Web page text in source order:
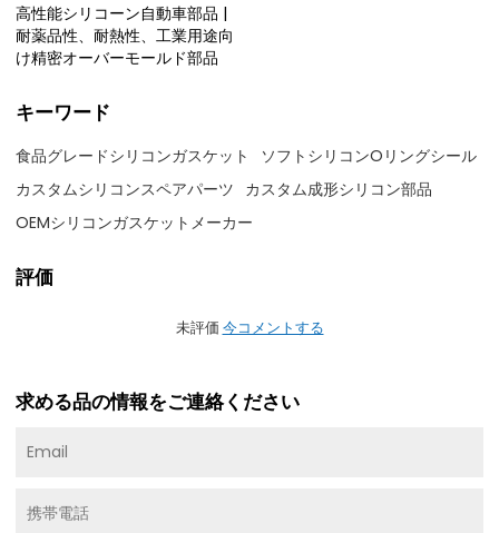
高性能シリコーン自動車部品 |
耐薬品性、耐熱性、工業用途向
け精密オーバーモールド部品
キーワード
食品グレードシリコンガスケット
ソフトシリコンOリングシール
カスタムシリコンスペアパーツ カスタム成形シリコン部品
OEMシリコンガスケットメーカー
評価
未評価 今コメントする
求める品の情報をご連絡ください